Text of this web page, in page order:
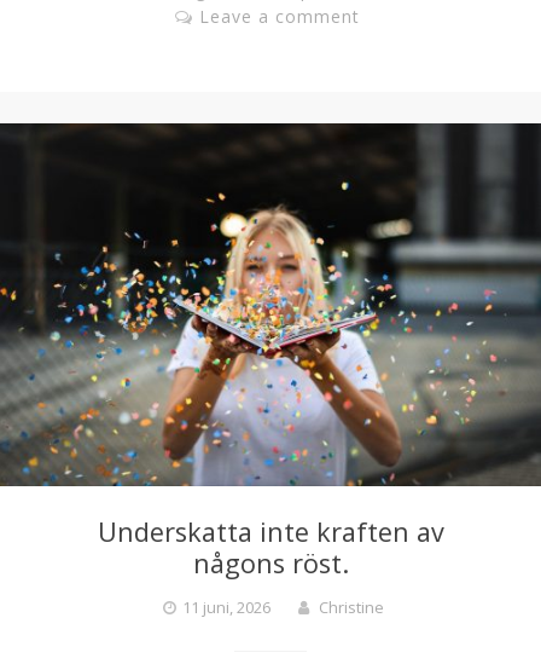
Leave a comment
Underskatta inte kraften av
någons röst.
11 juni, 2026 Christine